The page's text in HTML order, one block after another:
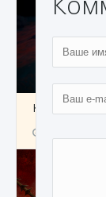
Как